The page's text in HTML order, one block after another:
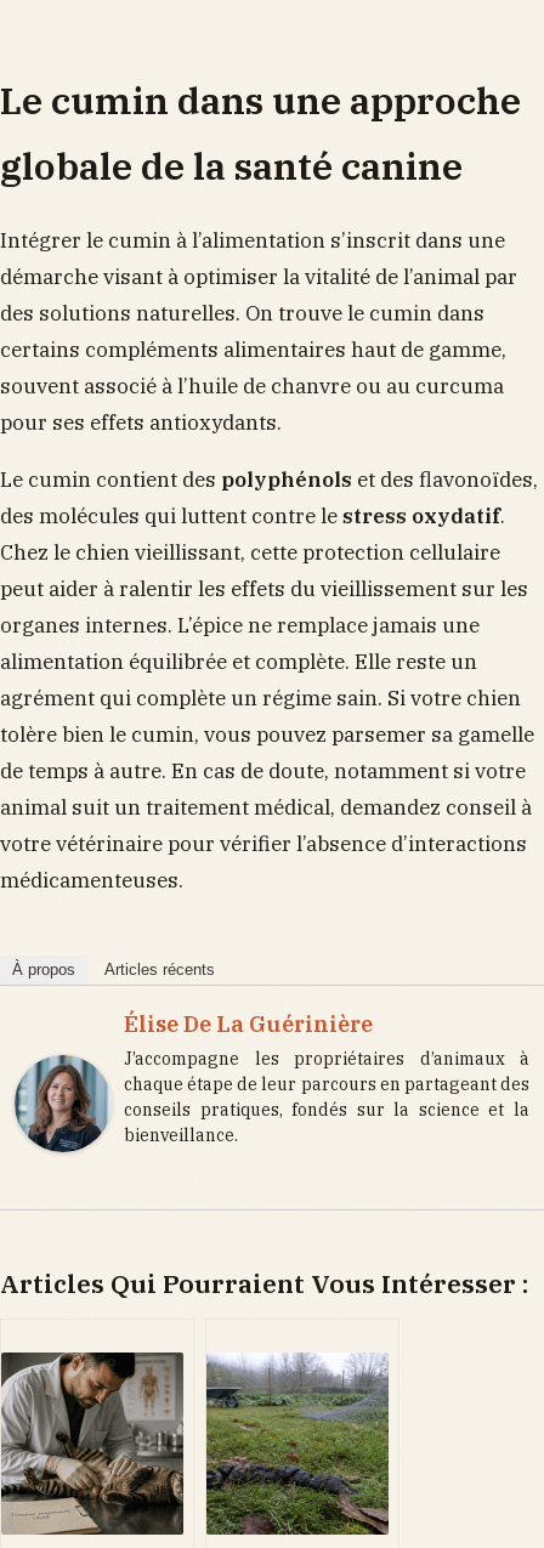
Le cumin dans une approche
globale de la santé canine
Intégrer le cumin à l’alimentation s’inscrit dans une
démarche visant à optimiser la vitalité de l’animal par
des solutions naturelles. On trouve le cumin dans
certains compléments alimentaires haut de gamme,
souvent associé à l’huile de chanvre ou au curcuma
pour ses effets antioxydants.
Le cumin contient des polyphénols et des flavonoïdes,
des molécules qui luttent contre lestress oxydatif.
Chez le chien vieillissant, cette protection cellulaire
peut aider à ralentir les effets du vieillissement sur les
organes internes. L’épice ne remplace jamais une
alimentation équilibrée et complète. Elle reste un
agrément qui complète un régime sain. Si votre chien
tolère bien le cumin, vous pouvez parsemer sa gamelle
de temps à autre. En cas de doute, notamment si votre
animal suit un traitement médical, demandez conseil à
votre vétérinaire pour vérifier l’absence d’interactions
médicamenteuses.
À propos Articles récents
Élise De La Guérinière
J’accompagne les propriétaires d’animaux à
chaque étape de leur parcours en partageant des
conseils pratiques, fondés sur la science et la
bienveillance.
Articles Qui Pourraient Vous Intéresser :